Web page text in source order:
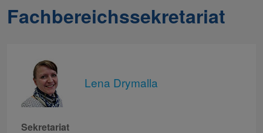
Fachbereichssekretariat
Lena Drymalla
Sekretariat